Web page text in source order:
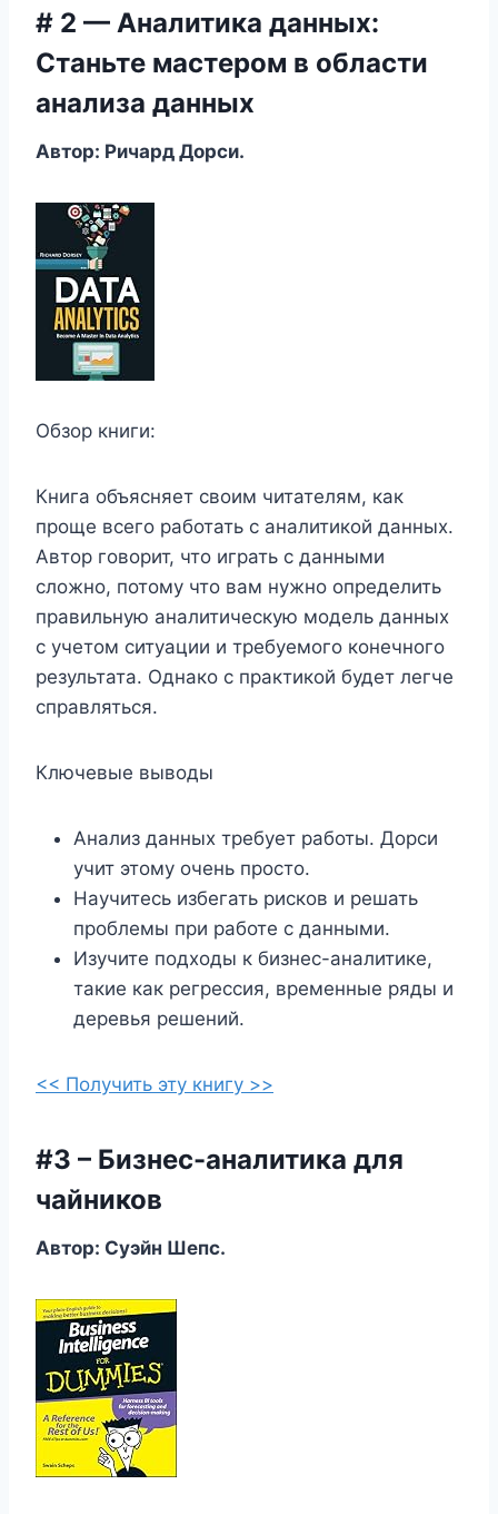
# 2 — Аналитика данных:
Станьте мастером в области
анализа данных
Автор: Ричард Дорси.
Обзор книги:
Книга объясняет своим читателям, как
проще всего работать с аналитикой данных.
Автор говорит, что играть с данными
сложно, потому что вам нужно определить
правильную аналитическую модель данных
с учетом ситуации и требуемого конечного
результата. Однако с практикой будет легче
справляться.
Ключевые выводы
Анализ данных требует работы. Дорси
учит этому очень просто.
Научитесь избегать рисков и решать
проблемы при работе с данными.
Изучите подходы к бизнес-аналитике,
такие как регрессия, временные ряды и
деревья решений.
<< Получить эту книгу >>
#3 – Бизнес-аналитика для
чайников
Автор: Суэйн Шепс.